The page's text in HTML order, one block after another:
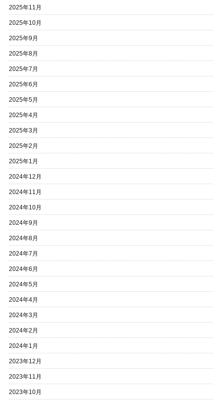
2025年11月
2025年10月
2025年9月
2025年8月
2025年7月
2025年6月
2025年5月
2025年4月
2025年3月
2025年2月
2025年1月
2024年12月
2024年11月
2024年10月
2024年9月
2024年8月
2024年7月
2024年6月
2024年5月
2024年4月
2024年3月
2024年2月
2024年1月
2023年12月
2023年11月
2023年10月